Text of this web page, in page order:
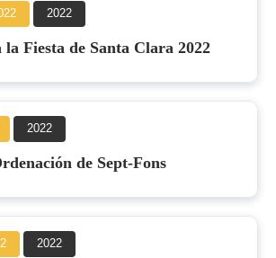
2022
Fiesta de Santa Clara 2022
2022
de Sept-Fons
2022